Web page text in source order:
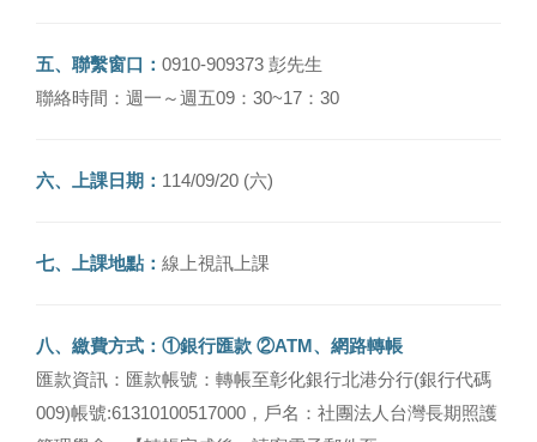
五、聯繫窗口： 0910-909373 彭先生
聯絡時間：週一～週五09：30~17：30
六、上課日期： 114/09/20 (六)
七、上課地點： 線上視訊上課
八、繳費方式：①銀行匯款 ②ATM、網路轉帳
匯款資訊：匯款帳號：轉帳至彰化銀行北港分行(銀行代碼
009)帳號:61310100517000，戶名：社團法人台灣長期照護